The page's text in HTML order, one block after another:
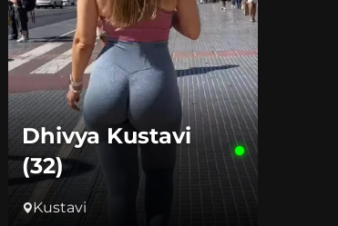
Dhivya Kustavi
(32)
Kustavi